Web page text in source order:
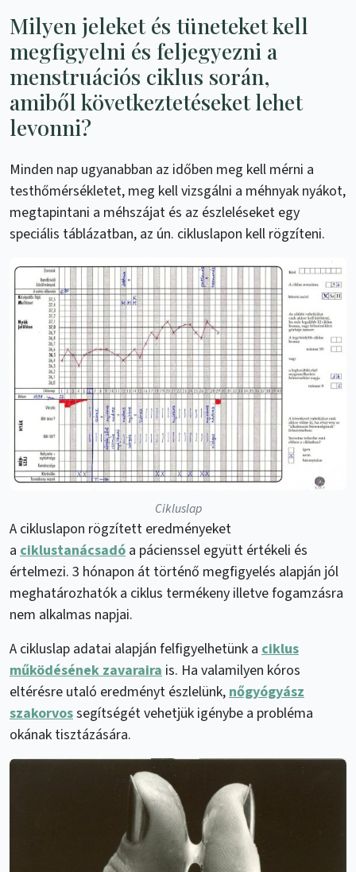
Milyen jeleket és tüneteket kell
megfigyelni és feljegyezni a
menstruációs ciklus során,
amiből következtetéseket lehet
levonni?
Minden nap ugyanabban az időben meg kell mérni a
testhőmérsékletet, meg kell vizsgálni a méhnyak nyákot,
megtapintani a méhszájat és az észleléseket egy
speciális táblázatban, az ún. cikluslapon kell rögzíteni.
Cikluslap
A cikluslapon rögzített eredményeket
a ciklustanácsadó a pácienssel együtt értékeli és
értelmezi. 3 hónapon át történő megfigyelés alapján jól
meghatározhatók a ciklus termékeny illetve fogamzásra
nem alkalmas napjai.
A cikluslap adatai alapján felfigyelhetünk a ciklus
működésének zavaraira is. Ha valamilyen kóros
eltérésre utaló eredményt észlelünk, nőgyógyász
szakorvossegítségét vehetjük igénybe a probléma
okának tisztázására.